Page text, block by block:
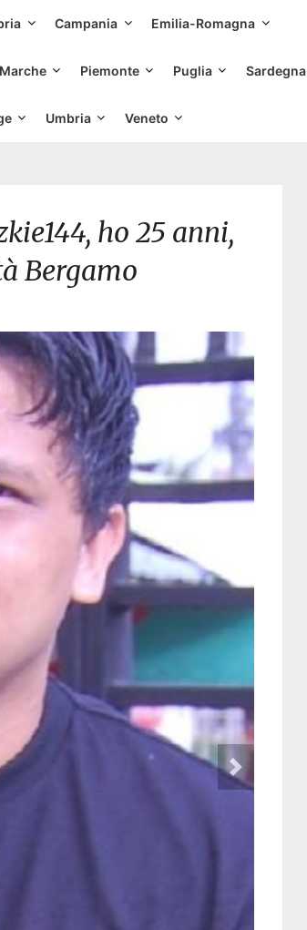
Campania Emilia-Romagna
Marche Piemonte Puglia Sardegna
Umbria Veneto
ho 25 anni,
Bergamo